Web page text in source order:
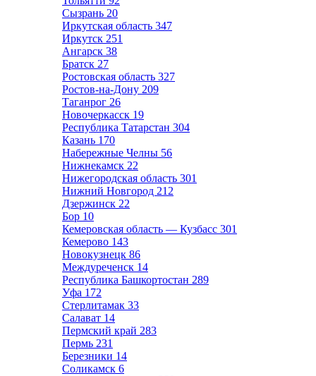
Сызрань 20
Иркутская область 347
Иркутск 251
Ангарск 38
Братск 27
Ростовская область 327
Ростов-на-Дону 209
Таганрог 26
Новочеркасск 19
Республика Татарстан 304
Казань 170
Набережные Челны 56
Нижнекамск 22
Нижегородская область 301
Нижний Новгород 212
Дзержинск 22
Бор 10
Кемеровская область — Кузбасс 301
Кемерово 143
Новокузнецк 86
Междуреченск 14
Республика Башкортостан 289
Уфа 172
Стерлитамак 33
Салават 14
Пермский край 283
Пермь 231
Березники 14
Соликамск 6